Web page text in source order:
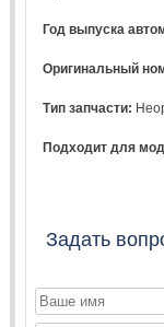
Год выпуска
Оригинальный
Тип запчасти:
Подходит для
Задать